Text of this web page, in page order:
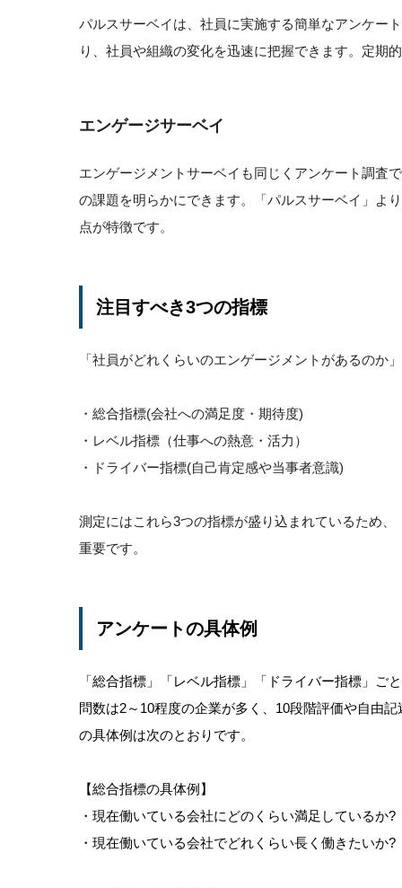
パルスサーベイは、社員に実施する簡単なアンケー
り、社員や組織の変化を迅速に把握できます。定期
エンゲージサーベイ
エンゲージメントサーベイも同じくアンケート調査
の課題を明らかにできます。「パルスサーベイ」よ
点が特徴です。
注目すべき3つの指標
「社員がどれくらいのエンゲージメントがあるのか
・総合指標(会社への満足度・期待度)
・レベル指標（仕事への熱意・活力）
・ドライバー指標(自己肯定感や当事者意識)
測定にはこれら3つの指標が盛り込まれているため
重要です。
アンケートの具体例
「総合指標」「レベル指標」「ドライバー指標」
問数は2～10程度の企業が多く、10段階評価や自由
の具体例は次のとおりです。
【総合指標の具体例】
・現在働いている会社にどのくらい満足しているか?
・現在働いている会社でどれくらい長く働きたいか?